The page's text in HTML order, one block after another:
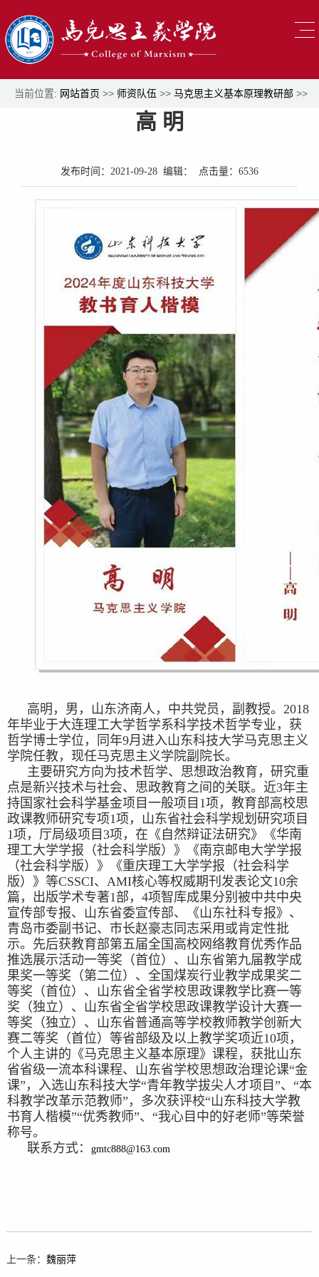
当前位置: 网站首页 >> 师资队伍 >> 马克思主义基本原理教研部 >>
高 明
发布时间：2021-09-28 编辑： 点击量： 6536
高明，男，山东济南人，中共党员，副教授。2018
年毕业于大连理工大学哲学系科学技术哲学专业，获
哲学博士学位，同年9月进入山东科技大学马克思主义
学院任教，现任马克思主义学院副院长。
主要研究方向为技术哲学、思想政治教育，研究重
点是新兴技术与社会、思政教育之间的关联。近3年主
持国家社会科学基金项目一般项目1项，教育部高校思
政课教师研究专项1项，山东省社会科学规划研究项目
1项，厅局级项目3项，在《自然辩证法研究》《华南
理工大学学报（社会科学版）》《南京邮电大学学报
（社会科学版）》《重庆理工大学学报（社会科学
版）》等CSSCI、AMI核心等权威期刊发表论文10余
篇，出版学术专著1部，4项智库成果分别被中共中央
宣传部专报、山东省委宣传部、《山东社科专报》、
青岛市委副书记、市长赵豪志同志采用或肯定性批
示。先后获教育部第五届全国高校网络教育优秀作品
推选展示活动一等奖（首位）、山东省第九届教学成
果奖一等奖（第二位）、全国煤炭行业教学成果奖二
等奖（首位）、山东省全省学校思政课教学比赛一等
奖（独立）、山东省全省学校思政课教学设计大赛一
等奖（独立）、山东省普通高等学校教师教学创新大
赛二等奖（首位）等省部级及以上教学奖项近10项，
个人主讲的《马克思主义基本原理》课程，获批山东
省省级一流本科课程、山东省学校思想政治理论课“金
课”，入选山东科技大学“青年教学拔尖人才项目”、“本
科教学改革示范教师”，多次获评校“山东科技大学教
书育人楷模”“优秀教师”、“我心目中的好老师”等荣誉
称号。
联系方式：
gmtc888@163.com
上一条： 魏丽萍